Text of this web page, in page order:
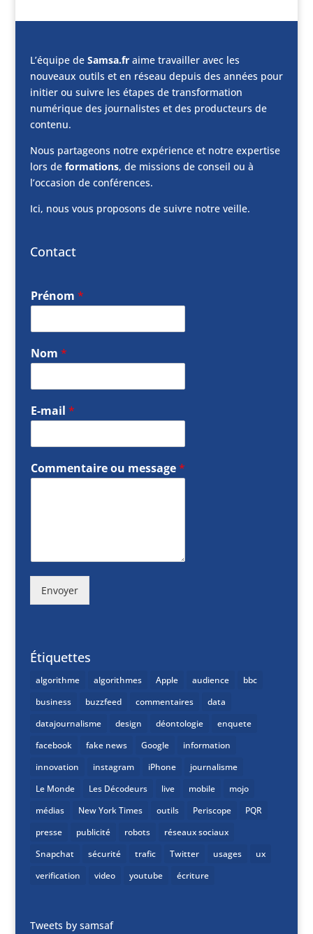
L’équipe de Samsa.fraime travailler avec les
nouveaux outils et en réseau depuis des années pour
initier ou suivre les étapes de transformation
numérique des journalistes et des producteurs de
contenu.
Nous partageons notre expérience et notre expertise
lors de formations, de missions de conseil ou à
l’occasion de conférences.
Ici, nous vous proposons de suivre notre veille.
Contact
Prénom *
Nom *
E-mail *
Commentaire ou message*
Envoyer
Étiquettes
algorithme algorithmes Apple audience
bbc
business
buzzfeed commentaires
data
datajournalisme
design déontologie
enquete
facebook
fake news Google
information
innovation
instagram iPhone
journalisme
Le Monde
Les Décodeurs live mobile
mojo
médias
New York Times outils Periscope
PQR
presse
publicité robots
réseaux sociaux
Snapchat
sécurité trafic Twitter usages
ux
verification
video youtube écriture
Tweets by samsaf